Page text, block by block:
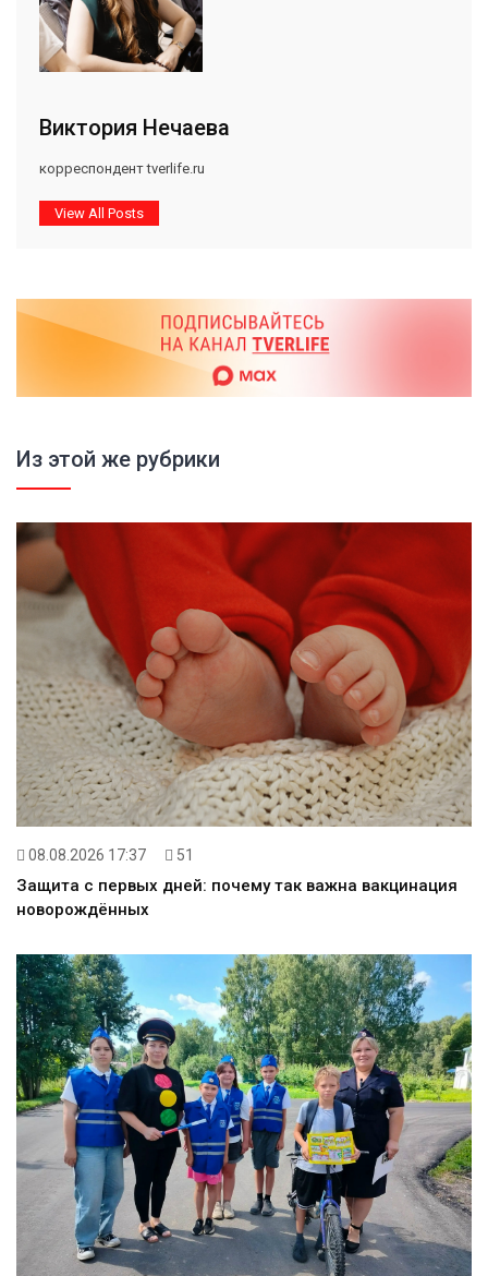
Виктория Нечаева
корреспондент tverlife.ru
View All Posts
Из этой же рубрики
08.08.2026 17:37 51
Защита с первых дней: почему так важна вакцинация
новорождённых